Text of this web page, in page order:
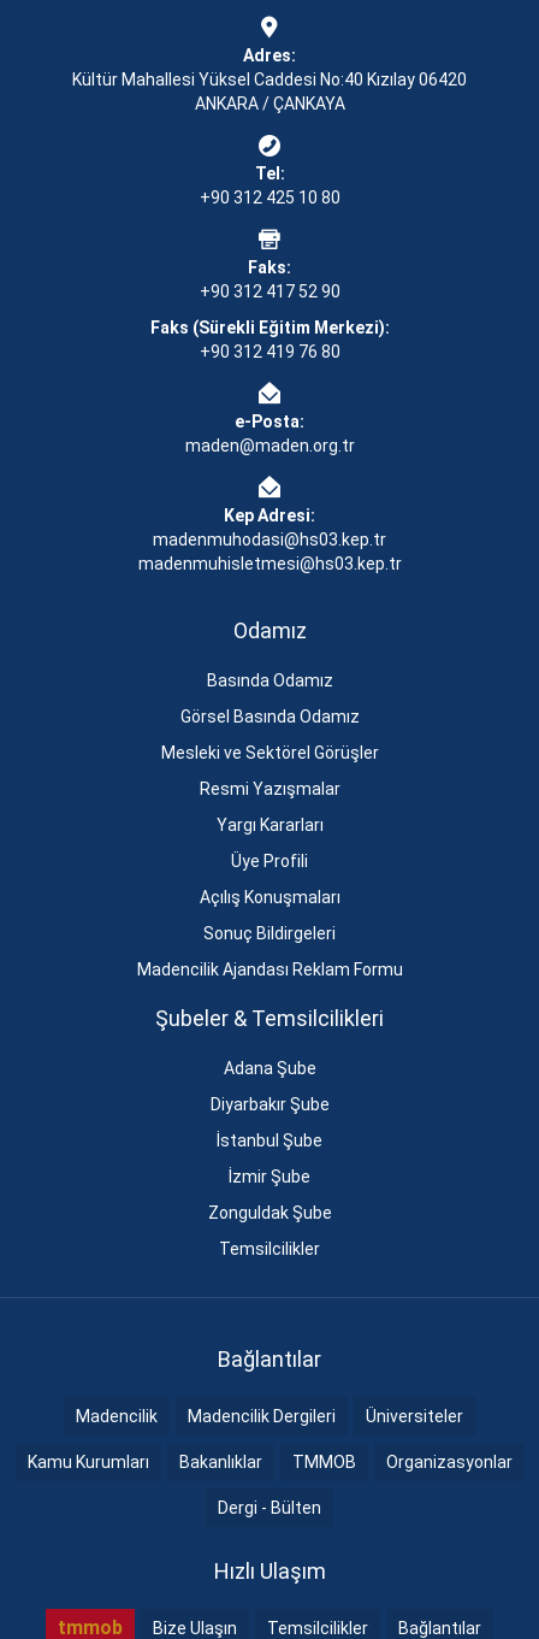
Adres:
Kültür Mahallesi Yüksel Caddesi No:40 Kızılay 06420
ANKARA / ÇANKAYA
Tel:
+90 312 425 10 80
Faks:
+90 312 417 52 90
Faks (Sürekli Eğitim Merkezi):
+90 312 419 76 80
e-Posta:
maden@maden.org.tr
Kep Adresi:
madenmuhodasi@hs03.kep.tr
madenmuhisletmesi@hs03.kep.tr
Odamız
Basında Odamız
Görsel Basında Odamız
Mesleki ve Sektörel Görüşler
Resmi Yazışmalar
Yargı Kararları
Üye Profili
Açılış Konuşmaları
Sonuç Bildirgeleri
Madencilik Ajandası Reklam Formu
Şubeler & Temsilcilikleri
Adana Şube
Diyarbakır Şube
İstanbul Şube
İzmir Şube
Zonguldak Şube
Temsilcilikler
Bağlantılar
Madencilik Madencilik Dergileri Üniversiteler
Kamu Kurumları Bakanlıklar TMMOB Organizasyonlar
Dergi - Bülten
Hızlı Ulaşım
tmmob Bize Ulaşın Temsilcilikler Bağlantılar